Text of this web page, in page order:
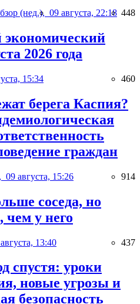
(нед.), 09 августа, 22:18 448
2026 года
15:34 460
берега Каспия?
граждан
09 августа, 15:26 914
соседа, но
чем у него
13:40 437
спустя: уроки
новые угрозы и
безопасность